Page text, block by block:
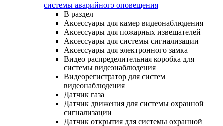
системы аварийного оповещения
В раздел
Аксессуары для камер видеонаблюдения
Аксессуары для пожарных извещателей
Аксессуары для системы сигнализации
Аксессуары для электронного замка
Видео распределительная коробка для
системы видеонаблюдения
Видеорегистратор для систем
видеонаблюдения
Датчик газа
Датчик движения для системы охранной
сигнализации
Датчик открытия для системы охранной